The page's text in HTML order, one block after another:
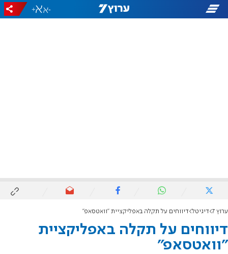
-
+
ערוץ 7 דיגיטל דיווחים על תקלה באפליקציית "וואטסאפ"
דיווחים על תקלה באפליקציית
"וואטסאפ"